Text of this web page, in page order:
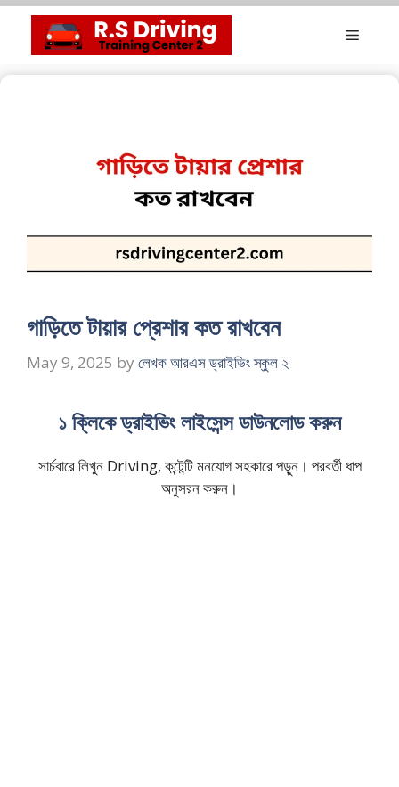
content
Menu
গাড়িতে টায়ার প্রেশার কত রাখবেন
May 9, 2025 by লেখক আরএস ড্রাইভিং স্কুল ২
১ ক্লিকে ড্রাইভিং লাইসেন্স ডাউনলোড করুন
সার্চবারে লিখুন Driving, কন্টেন্টি মনযোগ সহকারে পড়ুন। পরবর্তী ধাপ
অনুসরন করুন।